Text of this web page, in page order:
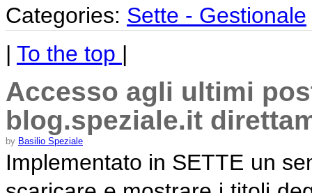
Categories: Sette - Gestionale
| To the top |
Accesso agli ultimi
blog.speziale.it
by Basilio Speziale
Implementato in SETTE un